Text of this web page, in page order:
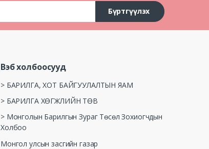
Бүртгүүлэх
Вэб холбоосууд
> БАРИЛГА, ХОТ БАЙГУУЛАЛТЫН ЯАМ
> БАРИЛГА ХӨГЖЛИЙН ТӨВ
> Монголын Барилгын Зураг Төсөл Зохиогчдын
Холбоо
Монгол улсын засгийн газар